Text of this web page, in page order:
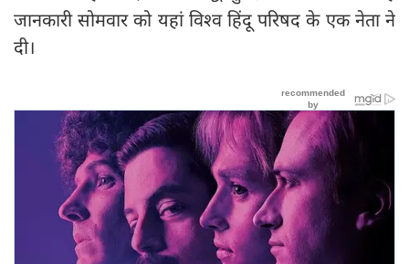
जानकारी सोमवार को यहां विश्व हिंदू परिषद के एक नेता ने
दी।